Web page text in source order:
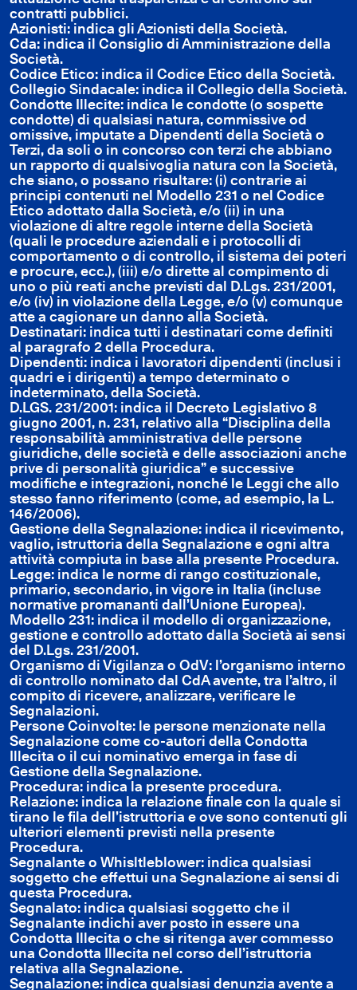
contratti pubblici.
Azionisti: indica gli Azionisti della Società.
Cda: indica il Consiglio di Amministrazione della
Società.
Codice Etico: indica il Codice Etico della Società.
Collegio Sindacale: indica il Collegio della Società.
Condotte Illecite: indica le condotte (o sospette
condotte) di qualsiasi natura, commissive od
omissive, imputate a Dipendenti della Società o
Terzi, da soli o in concorso con terzi che abbiano
un rapporto di qualsivoglia natura con la Società,
che siano, o possano risultare: (i) contrarie ai
principi contenuti nel Modello 231 o nel Codice
Etico adottato dalla Società, e/o (ii) in una
violazione di altre regole interne della Società
(quali le procedure aziendali e i protocolli di
comportamento o di controllo, il sistema dei poteri
e procure, ecc.), (iii) e/o dirette al compimento di
uno o più reati anche previsti dal D.Lgs. 231/2001,
e/o (iv) in violazione della Legge, e/o (v) comunque
atte a cagionare un danno alla Società.
Destinatari: indica tutti i destinatari come definiti
al paragrafo 2 della Procedura.
Dipendenti: indica i lavoratori dipendenti (inclusi i
quadri e i dirigenti) a tempo determinato o
indeterminato, della Società.
D.LGS. 231/2001: indica il Decreto Legislativo 8
giugno 2001, n. 231, relativo alla “Disciplina della
responsabilità amministrativa delle persone
giuridiche, delle società e delle associazioni anche
prive di personalità giuridica” e successive
modifiche e integrazioni, nonché le Leggi che allo
stesso fanno riferimento (come, ad esempio, la L.
146/2006).
Gestione della Segnalazione: indica il ricevimento,
vaglio, istruttoria della Segnalazione e ogni altra
attività compiuta in base alla presente Procedura.
Legge: indica le norme di rango costituzionale,
primario, secondario, in vigore in Italia (incluse
normative promananti dall’Unione Europea).
Modello 231: indica il modello di organizzazione,
gestione e controllo adottato dalla Società ai sensi
del D.Lgs. 231/2001.
Organismo di Vigilanza o OdV: l’organismo interno
di controllo nominato dal CdA avente, tra l’altro, il
compito di ricevere, analizzare, verificare le
Segnalazioni.
Persone Coinvolte: le persone menzionate nella
Segnalazione come co-autori della Condotta
Illecita o il cui nominativo emerga in fase di
Gestione della Segnalazione.
Procedura: indica la presente procedura.
Relazione: indica la relazione finale con la quale si
tirano le fila dell’istruttoria e ove sono contenuti gli
ulteriori elementi previsti nella presente
Procedura.
Segnalante o Whisltleblower: indica qualsiasi
soggetto che effettui una Segnalazione ai sensi di
questa Procedura.
Segnalato: indica qualsiasi soggetto che il
Segnalante indichi aver posto in essere una
Condotta Illecita o che si ritenga aver commesso
una Condotta Illecita nel corso dell’istruttoria
relativa alla Segnalazione.
Segnalazione: indica qualsiasi denunzia avente a